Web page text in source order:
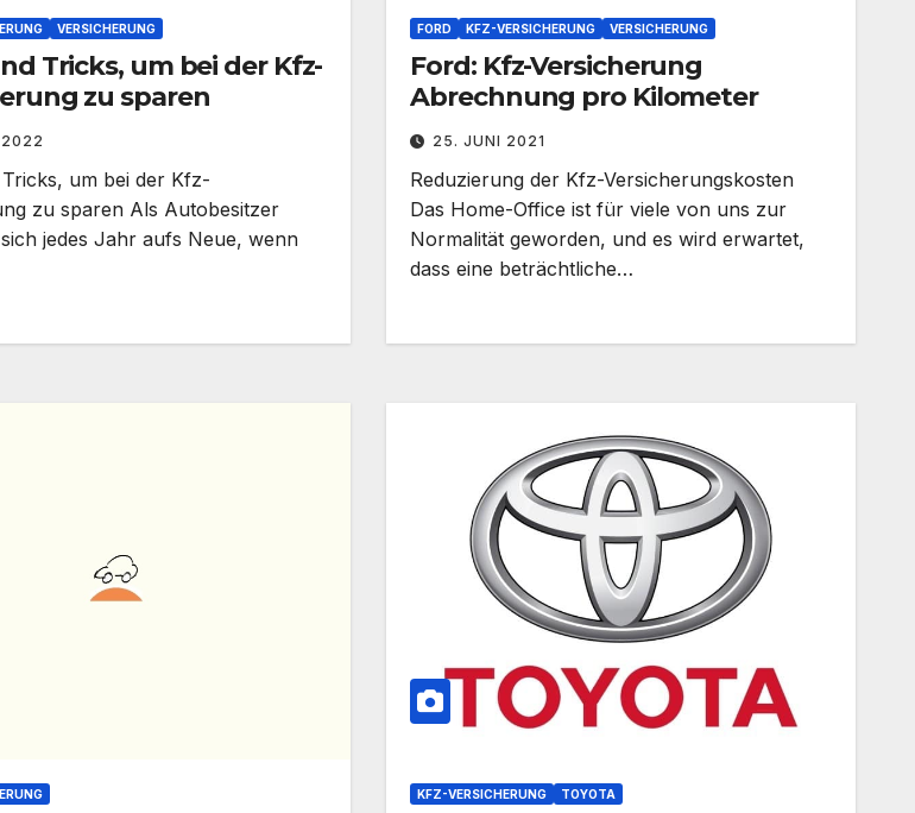
VERSICHERUNG
Tricks, um bei der Kfz-
zu sparen
um bei der Kfz-
zu sparen Als Autobesitzer
jedes Jahr aufs Neue, wenn
FORD KFZ-VERSICHERUNG VERSICHERUNG
Ford: Kfz-Versicherung
Abrechnung pro Kilometer
25. JUNI 2021
Reduzierung der Kfz-Versicherungskosten
Das Home-Office ist für viele von uns zur
Normalität geworden, und es wird erwartet,
dass eine beträchtliche…
KFZ-VERSICHERUNG TOYOTA